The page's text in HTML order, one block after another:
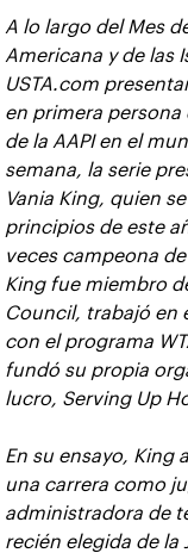
A lo largo del Mes
Americana y de las
USTA.com
en primera persona
de la AAPI en el
semana, la serie
Vania King, quien
principios de este
veces campeona
King fue miembro
Council, trabajó en
con el programa
fundó su propia
lucro, Serving Up
En su ensayo, King
una carrera como
administradora de
recién elegida de la